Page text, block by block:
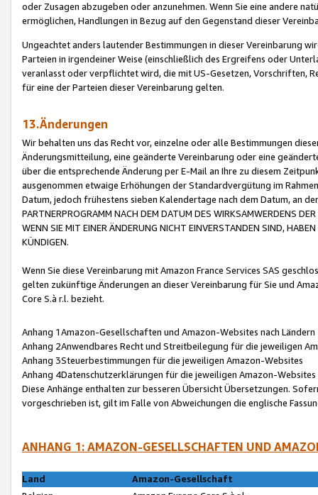
oder Zusagen abzugeben oder anzunehmen. Wenn Sie eine andere
ermöglichen, Handlungen in Bezug auf den Gegenstand dieser
Ungeachtet anders lautender Bestimmungen in dieser Vereinbarung
Parteien in irgendeiner Weise (einschließlich des Ergreifens oder
veranlasst oder verpflichtet wird, die mit US-Gesetzen, Vorschriften,
für eine der Parteien dieser Vereinbarung gelten.
13.Änderungen
Wir behalten uns das Recht vor, einzelne oder alle Bestimmungen
Änderungsmitteilung, eine geänderte Vereinbarung oder eine
über die entsprechende Änderung per E-Mail an Ihre zu diesem
ausgenommen etwaige Erhöhungen der Standardvergütung im
Datum, jedoch frühestens sieben Kalendertage nach dem Datum, an
PARTNERPROGRAMM NACH DEM DATUM DES WIRKSAMWERDENS
WENN SIE MIT EINER ÄNDERUNG NICHT EINVERSTANDEN SIND,
KÜNDIGEN.
Wenn Sie diese Vereinbarung mit Amazon France Services SAS
gelten zukünftige Änderungen an dieser Vereinbarung für Sie und
Core S.à r.l. bezieht.
Anhang 1Amazon-Gesellschaften und Amazon-Websites nach Ländern
Anhang 2Anwendbares Recht und Streitbeilegung für die jeweiligen
Anhang 3Steuerbestimmungen für die jeweiligen Amazon-Websites
Anhang 4Datenschutzerklärungen für die jeweiligen Amazon-Websites
Diese Anhänge enthalten zur besseren Übersicht Übersetzungen.
vorgeschrieben ist, gilt im Falle von Abweichungen die englische
ANHANG 1: AMAZON-GESELLSCHAFTEN UND
Land
Amazon-Gesellschaft